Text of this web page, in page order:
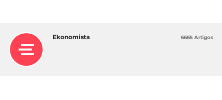
Ekonomista 6665 Artigos